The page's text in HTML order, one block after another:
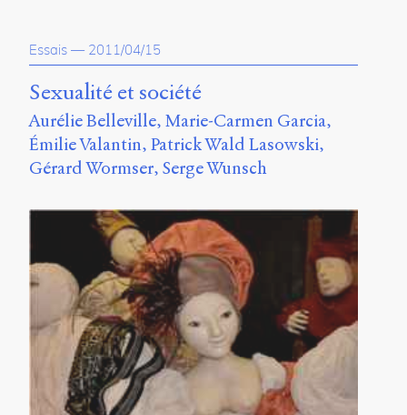
Essais — 2011/04/15
Sexualité et société
Aurélie Belleville Marie-Carmen Garcia
Émilie Valantin Patrick Wald Lasowski
Gérard Wormser Serge Wunsch